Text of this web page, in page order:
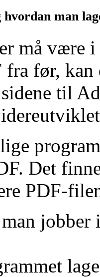
man
må være
før, kan
til
Det
PDF-